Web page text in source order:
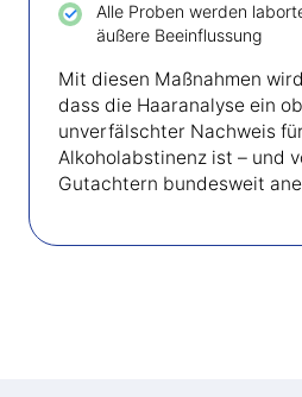
Alle Proben werden
äußere Beeinflussung
Mit diesen Maßnahmen
dass die Haaranalyse ein
unverfälschter Nachweis
Alkoholabstinenz ist – und
Gutachtern bundesweit